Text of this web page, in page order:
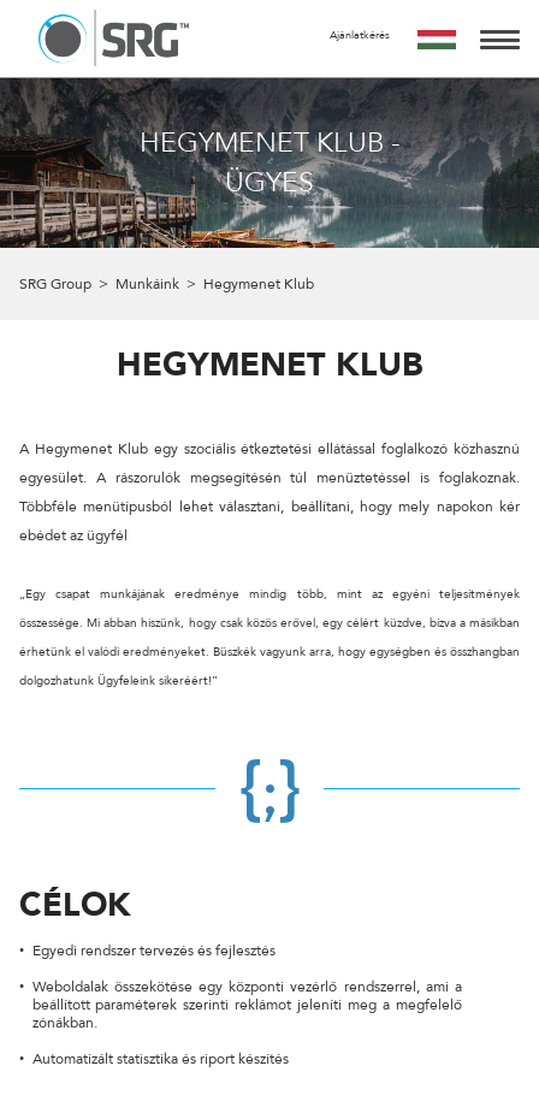
KÉRJ TŐLÜNK AJÁNLATOT
AZ AJÁNLATKÉRÉS INGYENES, NEM JÁR SEMMILYEN
KÖTELEZETTSÉGGEL.
MIRE SZÁMÍTHATSZ A FORM KITÖLTÉSE UTÁN?
24 ÓRÁN BELÜL FELVESSZÜK VELED A KAPCSOLATOT ÉS EGY
IDŐPONTOT EGYEZTETÜNK VELED EGY SZEMÉLYES VAGY
ONLINE TALÁLKOZÓRA, HOGY RÉSZLETESEN MEGBESZÉLJÜK
ELKÉSZÍTENI AJÁNLATUNKAT AMIT A MEGBESZÉLÉST KÖVETŐ
EMAIL
TELEFONSZÁM
KÜLDÉS
SZOLGÁLTATÁSAINK
MUNKÁINK
RÓLUNK
A CSAPAT
Ajánlatkérés
HEGYMENET KLUB -
ÜGYES
SRG Group > Munkáink > Hegymenet Klub
HEGYMENET KLUB
A Hegymenet Klub egy szociális étkeztetési ellátással foglalkozó közhasznú
egyesület. A rászorulók megsegítésén túl menüztetéssel is foglakoznak.
Többféle menütípusból lehet választani, beállítani, hogy mely napokon kér
ebédet az ügyfél
„Egy csapat munkájának eredménye mindig több, mint az egyéni teljesítmények
összessége. Mi abban hiszünk, hogy csak közös erővel, egy célért küzdve, bízva a másikban
érhetünk el valódi eredményeket. Büszkék vagyunk arra, hogy egységben és összhangban
dolgozhatunk Ügyfeleink sikeréért!”
{;}
CÉLOK
Egyedi rendszer tervezés és fejlesztés
Weboldalak összekötése egy központi vezérlő rendszerrel, ami a
beállított paraméterek szerinti reklámot jeleníti meg a megfelelő
zónákban.
Automatizált statisztika és riport készítés